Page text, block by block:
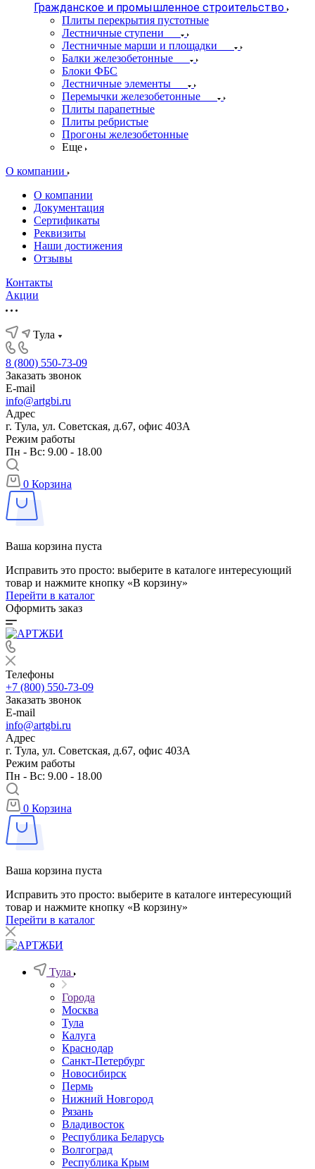
Гражданское и промышленное строительство
Плиты перекрытия пустотные
Лестничные ступени
Лестничные марши и площадки
Балки железобетонные
Блоки ФБС
Лестничные элементы
Перемычки железобетонные
Плиты парапетные
Плиты ребристые
Прогоны железобетонные
Еще
О компании
О компании
Документация
Сертификаты
Реквизиты
Наши достижения
Отзывы
Контакты
Акции
Тула
8 (800) 550-73-09
Заказать звонок
E-mail
info@artgbi.ru
Адрес
г. Тула, ул. Советская, д.67, офис 403А
Режим работы
Пн - Вс: 9.00 - 18.00
0 Корзина
Ваша корзина пуста
Исправить это просто: выберите в каталоге интересующий
товар и нажмите кнопку «В корзину»
Перейти в каталог
Оформить заказ
Телефоны
+7 (800) 550-73-09
Заказать звонок
E-mail
info@artgbi.ru
Адрес
г. Тула, ул. Советская, д.67, офис 403А
Режим работы
Пн - Вс: 9.00 - 18.00
0 Корзина
Ваша корзина пуста
Исправить это просто: выберите в каталоге интересующий
товар и нажмите кнопку «В корзину»
Перейти в каталог
Тула
Города
Москва
Тула
Калуга
Краснодар
Санкт-Петербург
Новосибирск
Пермь
Нижний Новгород
Рязань
Владивосток
Республика Беларусь
Волгоград
Республика Крым